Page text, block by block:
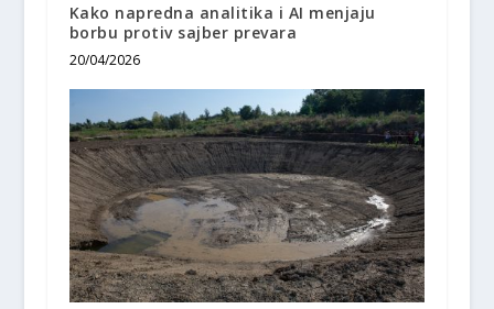
Kako napredna analitika i AI menjaju
borbu protiv sajber prevara
20/04/2026